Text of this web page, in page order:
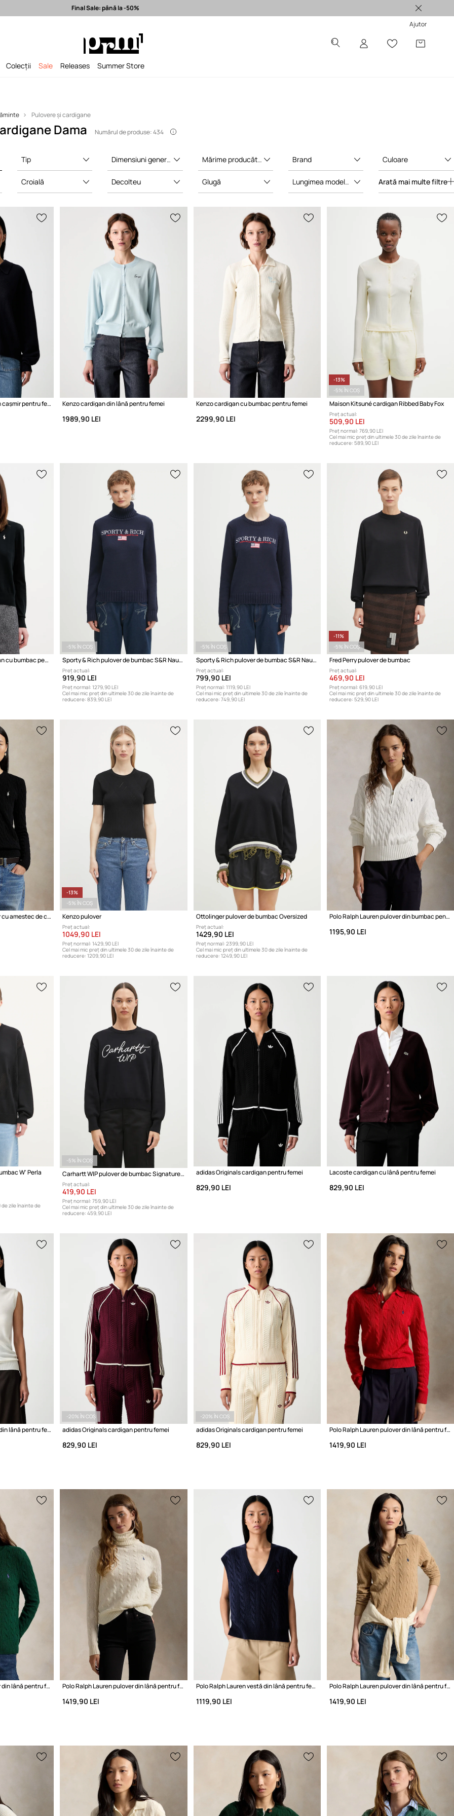
Expediere în 24h > Branduri premium selectate >
Final Sale: până la -50%
Ajutor
Colecții Sale Releases Summer Store
Pulovere și cardigane
Dama Numărul de produse: 434
Tip Dimensiuni generale Mărime producător Brand Culoare
Croială Decolteu Glugă Lungimea modelului Arată mai multe filtre
Anine Bing LEE pulover din cașmir pentru femei Kenzo cardigan din lână pentru femei
1989,90 LEI
Kenzo cardigan cu bumbac pentru femei
2299,90 LEI
-13%
-5% ÎN COȘ
Maison Kitsuné cardigan Ribbed Baby Fox
Preț actual:
509,90 LEI
Preț normal: 769,90 LEI
Cel mai mic preț din ultimele 30 de zile înainte de
reducere: 589,90 LEI
Polo Ralph Lauren cardigan cu bumbac pentru femei
-5% ÎN COȘ
Sporty & Rich pulover de bumbac S&R Nautical Knitted
Preț actual:
919,90 LEI
Preț normal: 1279,90 LEI
Cel mai mic preț din ultimele 30 de zile înainte de
reducere: 839,90 LEI
-5% ÎN COȘ
Sporty & Rich pulover de bumbac S&R Nautical Knitted
Preț actual:
799,90 LEI
Preț normal: 1119,90 LEI
Cel mai mic preț din ultimele 30 de zile înainte de
reducere: 749,90 LEI
-11%
-5% ÎN COȘ
Fred Perry pulover de bumbac
Preț actual:
469,90 LEI
Preț normal: 619,90 LEI
Cel mai mic preț din ultimele 30 de zile înainte de
reducere: 529,90 LEI
Polo Ralph Lauren pulover cu amestec de cașmir pentru femei
-13%
-5% ÎN COȘ
Kenzo pulover
Preț actual:
1049,90 LEI
Preț normal: 1429,90 LEI
Cel mai mic preț din ultimele 30 de zile înainte de
reducere: 1209,90 LEI
Ottolinger pulover de bumbac Oversized
Preț actual:
1429,90 LEI
Preț normal: 2399,90 LEI
Cel mai mic preț din ultimele 30 de zile înainte de
reducere: 1249,90 LEI
Polo Ralph Lauren pulover din bumbac pentru femei
1195,90 LEI
W' Perla
de zile înainte de
-5% ÎN COȘ
Carhartt WIP pulover de bumbac Signature Sweater
Preț actual:
419,90 LEI
Preț normal: 759,90 LEI
Cel mai mic preț din ultimele 30 de zile înainte de
reducere: 459,90 LEI
adidas Originals cardigan pentru femei
829,90 LEI
Lacoste cardigan cu lână pentru femei
829,90 LEI
Sportmax Eschimo vestă din lână pentru femei
-20% ÎN COȘ
adidas Originals cardigan pentru femei
829,90 LEI
-20% ÎN COȘ
adidas Originals cardigan pentru femei
829,90 LEI
Polo Ralph Lauren pulover din lână pentru femei
1419,90 LEI
Polo Ralph Lauren pulover din lână pentru femei Polo Ralph Lauren pulover din lână pentru femei
1419,90 LEI
Polo Ralph Lauren vestă din lână pentru femei
1119,90 LEI
Polo Ralph Lauren pulover din lână pentru femei
1419,90 LEI